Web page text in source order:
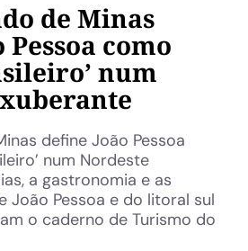
de Minas
como
num
define João Pessoa
num Nordeste
a gastronomia e as
João Pessoa e do litoral sul
o caderno de Turismo do